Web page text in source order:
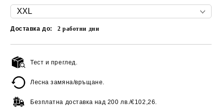
Доставка до: 2работни дни
Тест и преглед.
Лесна замяна/връщане.
Безплатна доставка над 200 лв./€102,26.